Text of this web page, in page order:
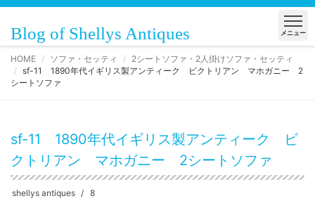
Blog of Shellys Antiques メニュー
HOME ソファ・セッティ
2シートソファ・2人掛けソファ・セッティ
sf-11 1890年代イギリス製アンティーク ビクトリアン マホガニー 2
シートソファ
sf-11 1890年代イギリス製アンティーク ビ
クトリアン マホガニー 2シートソファ
shellys antiques 8